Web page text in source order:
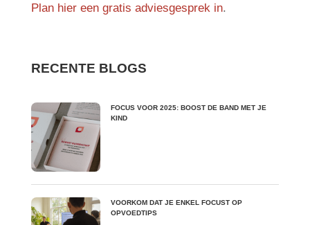
Plan hier een gratis adviesgesprek in.
RECENTE BLOGS
FOCUS VOOR 2025: BOOST DE BAND MET JE
KIND
VOORKOM DAT JE ENKEL FOCUST OP
OPVOEDTIPS